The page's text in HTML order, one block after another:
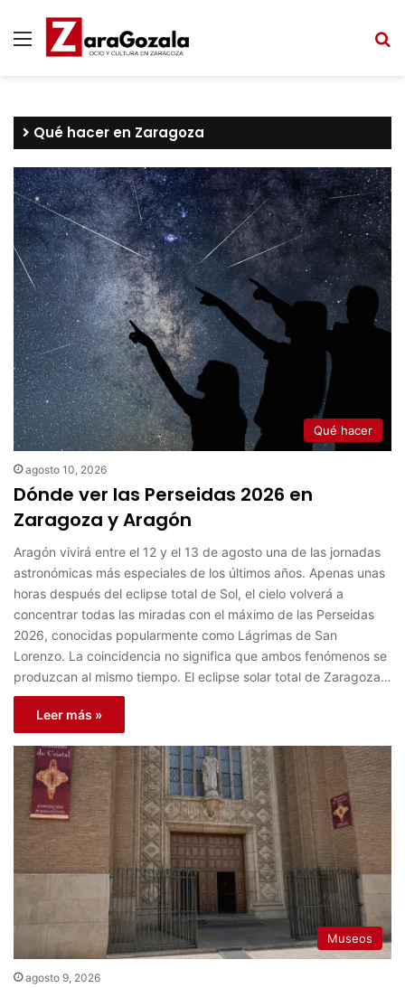
Menú
Qué hacer en Zaragoza
Qué hacer
agosto 10, 2026
Dónde ver las Perseidas 2026 en
Zaragoza y Aragón
Aragón vivirá entre el 12 y el 13 de agosto una de las jornadas
astronómicas más especiales de los últimos años. Apenas unas
horas después del eclipse total de Sol, el cielo volverá a
concentrar todas las miradas con el máximo de las Perseidas
2026, conocidas popularmente como Lágrimas de San
Lorenzo. La coincidencia no significa que ambos fenómenos se
produzcan al mismo tiempo. El eclipse solar total de Zaragoza…
Leer más »
Museos
agosto 9, 2026